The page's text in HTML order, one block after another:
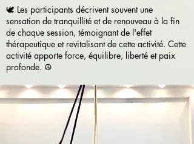
🕊️ Les participants décrivent souvent une
sensation de tranquillité et de renouveau à la fin
de chaque session, témoignant de l'effet
thérapeutique et revitalisant de cette activité. Cette
activité apporte force, équilibre, liberté et paix
profonde. ☮️